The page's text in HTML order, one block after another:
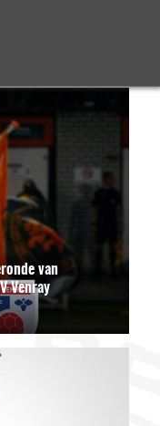
van
Venray